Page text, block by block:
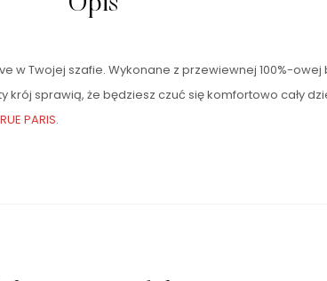
w Twojej szafie. Wykonane z przewiewnej 100%-
krój sprawią, że będziesz czuć się komfortowo cały
RUE PARIS.